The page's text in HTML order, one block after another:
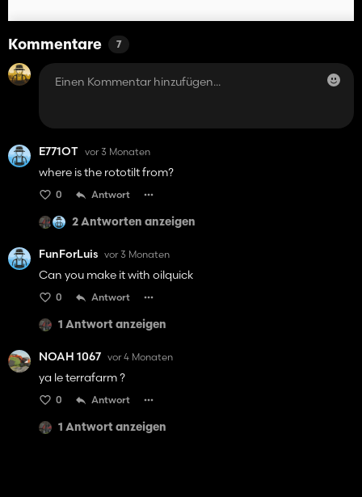
Kommentare 7
E771OT vor 3 Monaten
where is the rototilt from?
0 Antwort
2 Antworten anzeigen
FunForLuis vor 3 Monaten
Can you make it with oilquick
0 Antwort
1 Antwort anzeigen
NOAH 1067 vor 4 Monaten
ya le terrafarm ?
0 Antwort
1 Antwort anzeigen